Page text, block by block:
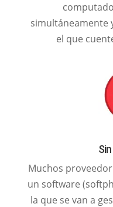
simultáneamente
el que
Muchos
un software
la que se van a